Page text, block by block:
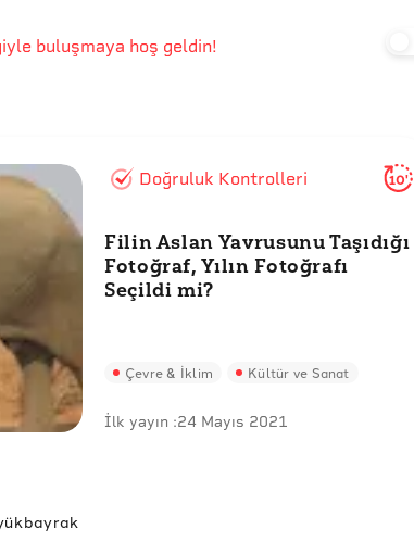
buluşmaya hoş geldin!
Doğruluk Kontrolleri 10'
Filin Aslan Yavrusunu Taşıdığı
Fotoğraf, Yılın Fotoğrafı
Seçildi mi?
Çevre & İklim Kültür ve Sanat
İlk yayın :24 Mayıs 2021